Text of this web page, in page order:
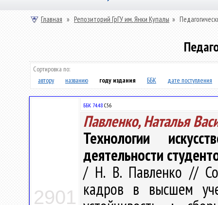
Главная » Репозиторий ГрГУ им. Янки Купалы »
Сортировка по:
автору
названию году издания ББК дате поступления
2901
ББК 74.48 С56
Павленко, Наталья
Технологии
деятельности
/ Н. В. Павленко //
кадров в высшем